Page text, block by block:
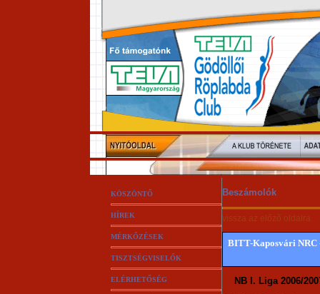
KÖSZÖNTŐ
HÍREK
MÉRKŐZÉSEK
TISZTSÉGVISELŐK
ELÉRHETŐSÉG
Beszámolók
vissza az előző oldalra
BITT-Kaposvári NRC
NB I. Liga 2006/